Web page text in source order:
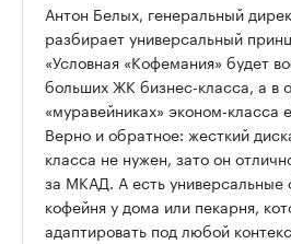
Антон Белых, генеральный
разбирает универсальный
«Условная «Кофемания» будет
больших ЖК бизнес-класса, а в
«муравейниках» эконом-класса
Верно и обратное: жесткий
класса не нужен, зато он
за МКАД. А есть универсальные
кофейня у дома или пекарня,
адаптировать под любой